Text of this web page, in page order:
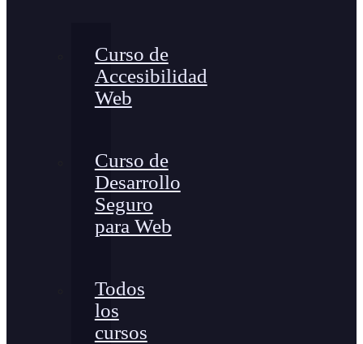
Curso de
Accesibilidad
Web
Curso de
Desarrollo
Seguro
para Web
Todos
los
cursos